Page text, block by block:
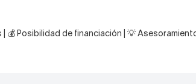
💰 Posibilidad de financiación | 💡